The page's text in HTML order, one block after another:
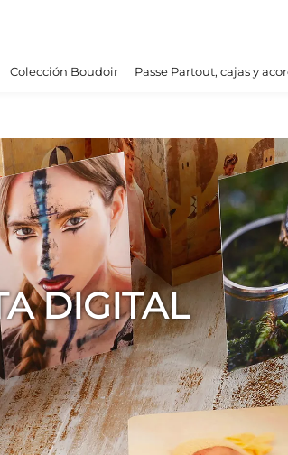
Colección Boudoir Passe Partout, cajas y
DIGITAL